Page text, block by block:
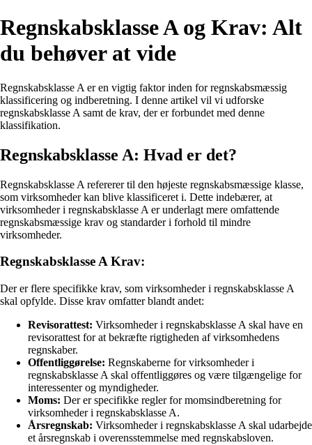
Regnskabsklasse A og Krav: Alt
du behøver at vide
Regnskabsklasse A er en vigtig faktor inden for regnskabsmæssig
klassificering og indberetning. I denne artikel vil vi udforske
regnskabsklasse A samt de krav, der er forbundet med denne
klassifikation.
Regnskabsklasse A: Hvad er det?
Regnskabsklasse A refererer til den højeste regnskabsmæssige klasse,
som virksomheder kan blive klassificeret i. Dette indebærer, at
virksomheder i regnskabsklasse A er underlagt mere omfattende
regnskabsmæssige krav og standarder i forhold til mindre
virksomheder.
Regnskabsklasse A Krav:
Der er flere specifikke krav, som virksomheder i regnskabsklasse A
skal opfylde. Disse krav omfatter blandt andet:
Revisorattest: Virksomheder i regnskabsklasse A skal have en
revisorattest for at bekræfte rigtigheden af virksomhedens
regnskaber.
Offentliggørelse: Regnskaberne for virksomheder i
regnskabsklasse A skal offentliggøres og være tilgængelige for
interessenter og myndigheder.
Moms: Der er specifikke regler for momsindberetning for
virksomheder i regnskabsklasse A.
Årsregnskab: Virksomheder i regnskabsklasse A skal udarbejde
et årsregnskab i overensstemmelse med regnskabsloven.